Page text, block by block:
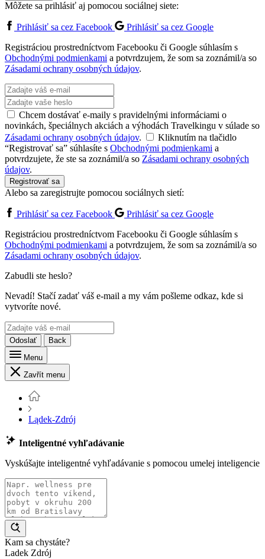
Môžete sa prihlásiť aj pomocou sociálnej siete:
Prihlásiť sa cez Facebook
Prihlásiť sa cez Google
Registráciou prostredníctvom Facebooku či Google súhlasím s
Obchodnými podmienkami a potvrdzujem, že som sa zoznámil/a so
Zásadami ochrany osobných údajov.
Chcem dostávať e-maily s pravidelnými informáciami o
novinkách, špeciálnych akciách a výhodách Travelkingu v súlade so
Zásadami ochrany osobných údajov.
Kliknutím na tlačidlo
“Registrovať sa” súhlasíte s Obchodnými podmienkami a
potvrdzujete, že ste sa zoznámil/a so Zásadami ochrany osobných
údajov.
Registrovať sa
Alebo sa zaregistrujte pomocou sociálnych sietí:
Prihlásiť sa cez Facebook
Prihlásiť sa cez Google
Registráciou prostredníctvom Facebooku či Google súhlasím s
Obchodnými podmienkami a potvrdzujem, že som sa zoznámil/a so
Zásadami ochrany osobných údajov.
Zabudli ste heslo?
Nevadí! Stačí zadať váš e-mail a my vám pošleme odkaz, kde si
vytvoríte nové.
Odoslať
Back
Menu
Zavřít menu
Lądek-Zdrój
Inteligentné vyhľadávanie
Vyskúšajte inteligentné vyhľadávanie s pomocou umelej inteligencie
Kam sa chystáte?
Ladek Zdrój